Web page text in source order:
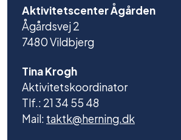
Aktivitetscenter Ågården
Ågårdsvej 2
7480 Vildbjerg
Tina Krogh
Aktivitetskoordinator
Tlf.: 21 34 55 48
Mail:taktk@herning.dk